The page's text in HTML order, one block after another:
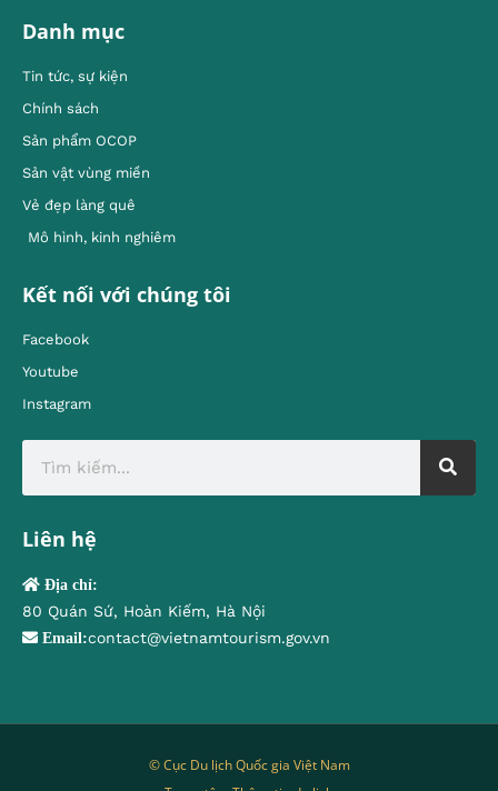
Danh mục
Tin tức, sự kiện
Chính sách
Sản phẩm OCOP
Sản vật vùng miền
Vẻ đẹp làng quê
Mô hình, kinh nghiêm
Kết nối với chúng tôi
Facebook
Youtube
Instagram
Liên hệ
Địa chỉ:
80 Quán Sứ, Hoàn Kiếm, Hà Nội
Email:contact@vietnamtourism.gov.vn
© Cục Du lịch Quốc gia Việt Nam